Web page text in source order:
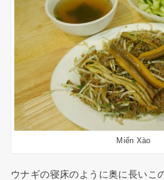
Miến Xào
ウナギの寝床のように奥に長いこ